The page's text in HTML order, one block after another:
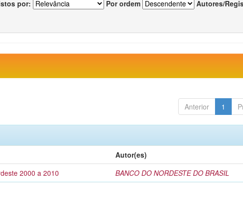
por: Por ordem Autores/
Anterior 1
Autor(es)
2000 a 2010 BANCO DO NORDESTE DO BRASIL